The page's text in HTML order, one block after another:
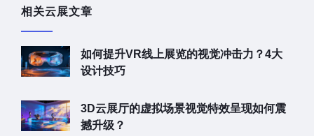
相关云展文章
如何提升VR线上展览的视觉冲击力？4大
设计技巧
3D云展厅的虚拟场景视觉特效呈现如何震
撼升级？